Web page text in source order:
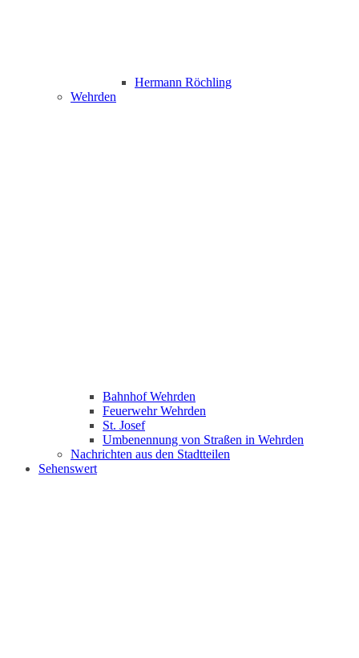
Hermann Röchling
Wehrden
Bahnhof Wehrden
Feuerwehr Wehrden
St. Josef
Umbenennung von Straßen in Wehrden
Nachrichten aus den Stadtteilen
Sehenswert